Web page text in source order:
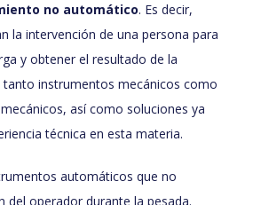
no automático. Es decir,
la intervención de una persona para
y obtener el resultado de la
tanto instrumentos mecánicos como
así como soluciones ya
técnica en esta materia.
automáticos que no
del operador durante la pesada.